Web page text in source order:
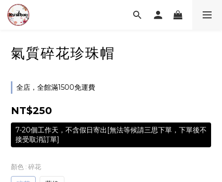
氣質碎花珍珠帽
全店，全館滿1500免運費
NT$250
7-20個工作天，不含假日寄出[無法等候請三思下單，下單後不
接受取消訂單]
顏色 : 碎花